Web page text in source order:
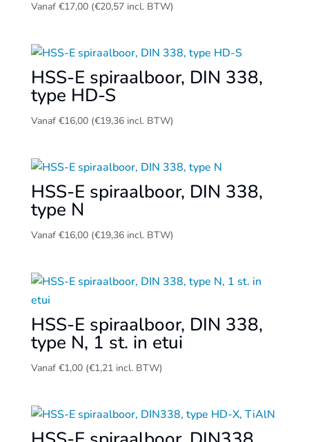
Vanaf €17,00 (€20,57incl. BTW)
HSS-E spiraalboor, DIN 338,
type HD-S
Vanaf €16,00 (€19,36incl. BTW)
HSS-E spiraalboor, DIN 338,
type N
Vanaf €16,00 (€19,36incl. BTW)
HSS-E spiraalboor, DIN 338,
type N, 1 st. in etui
Vanaf €1,00 (€1,21incl. BTW)